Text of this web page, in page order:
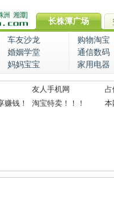
长株潭广场
车友沙龙
购物淘宝
婚姻学堂
通信数码
妈妈宝宝 家用电器
友人手机网
占
赚钱！
淘宝特卖！！！ 本